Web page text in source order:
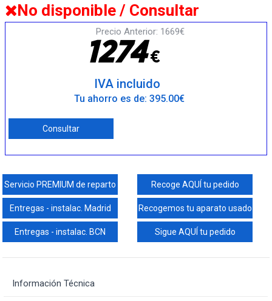
No disponible / Consultar
Precio Anterior: 1669€
1274€
IVA incluido
Tu ahorro es de: 395.00€
Consultar
Servicio PREMIUM de reparto Recoge AQUÍ tu pedido
Entregas - instalac. Madrid Recogemos tu aparato usado
Entregas - instalac. BCN Sigue AQUÍ tu pedido
Información Técnica